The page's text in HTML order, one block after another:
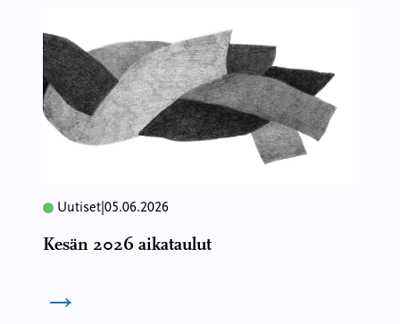
Uutiset 05.06.2026
Kesän 2026 aikataulut
→